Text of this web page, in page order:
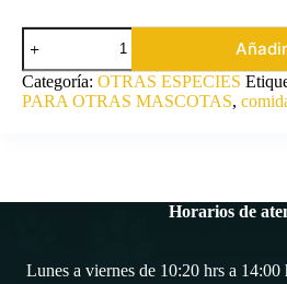
MAZURI
TIMOTHY
RABBIT
(CONEJO)
1Kg
Categoría: OTRAS ESPECIES
PARA OTRAS MASCOTAS,
Horarios de
Lunes a viernes de 10:20 hrs a